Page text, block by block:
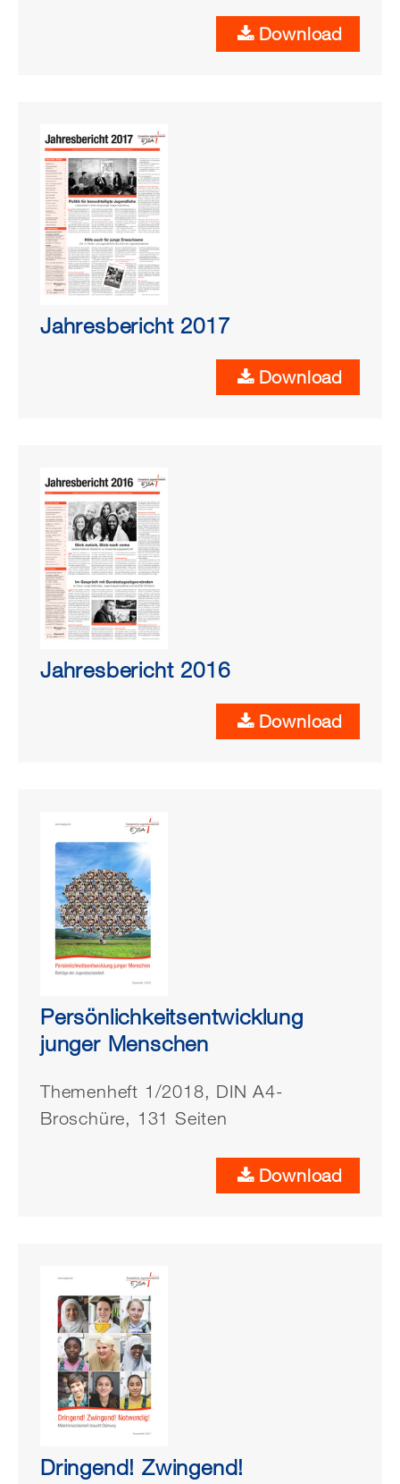
Download
Jahresbericht 2017
Download
Jahresbericht 2016
Download
Persönlichkeitsentwicklung
junger Menschen
Themenheft 1/2018, DIN A4-
Broschüre, 131 Seiten
Download
Dringend! Zwingend!